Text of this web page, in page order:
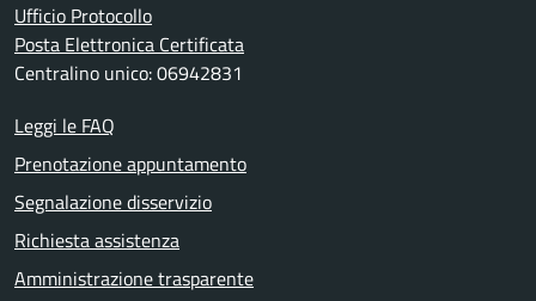
Ufficio Protocollo
Posta Elettronica Certificata
Centralino unico: 06942831
Leggi le FAQ
Prenotazione appuntamento
Segnalazione disservizio
Richiesta assistenza
Amministrazione trasparente